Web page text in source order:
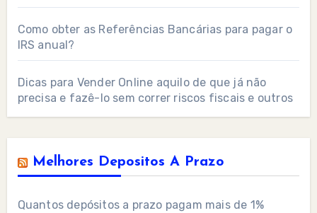
Como obter as Referências Bancárias para pagar o
IRS anual?
Dicas para Vender Online aquilo de que já não
precisa e fazê-lo sem correr riscos fiscais e outros
Melhores Depositos A Prazo
Quantos depósitos a prazo pagam mais de 1%